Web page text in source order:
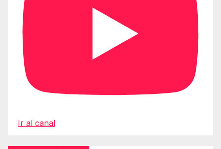
Ir al canal